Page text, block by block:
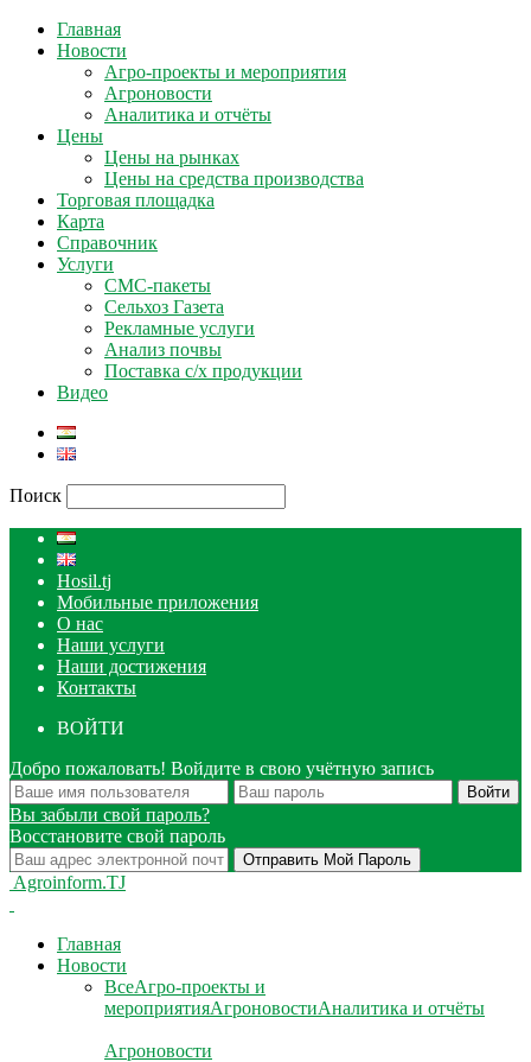
Главная
Новости
Агро-проекты и мероприятия
Агроновости
Аналитика и отчёты
Цены
Цены на рынках
Цены на средства производства
Торговая площадка
Карта
Справочник
Услуги
СМС-пакеты
Сельхоз Газета
Рекламные услуги
Анализ почвы
Поставка с/х продукции
Видео
Поиск
Hosil.tj
Мобильные приложения
О нас
Наши услуги
Наши достижения
Контакты
ВОЙТИ
Добро пожаловать! Войдите в свою учётную запись
Вы забыли свой пароль?
Восстановите свой пароль
Agroinform.TJ
Главная
Новости
ВсеАгро-проекты и
мероприятияАгроновостиАналитика и отчёты
Агроновости